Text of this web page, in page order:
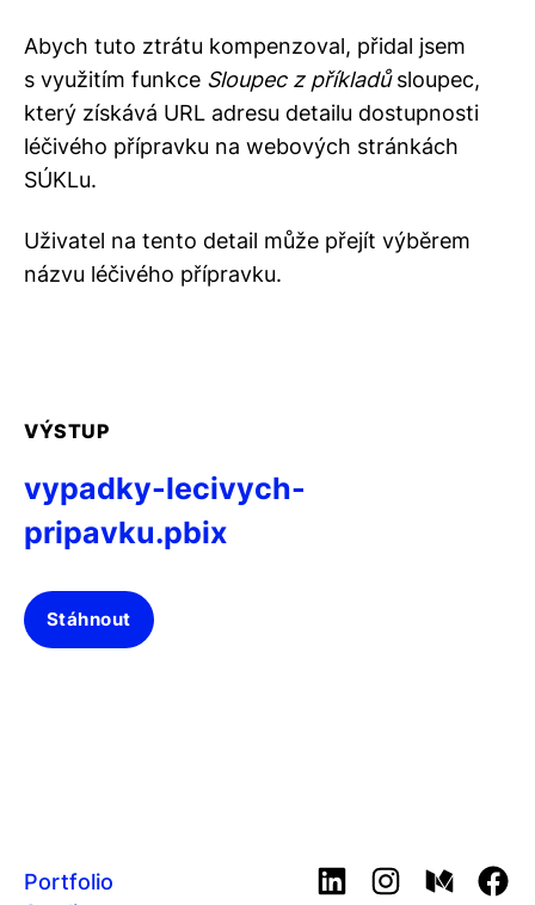
Abych tuto ztrátu kompenzoval, přidal jsem
s využitím funkce Sloupec z příkladůsloupec,
který získává URL adresu detailu dostupnosti
léčivého přípravku na webových stránkách
SÚKLu.
Uživatel na tento detail může přejít výběrem
názvu léčivého přípravku.
VÝSTUP
vypadky-lecivych-
pripavku.pbix
Stáhnout
Portfolio
LinkedInInstagram
Medium